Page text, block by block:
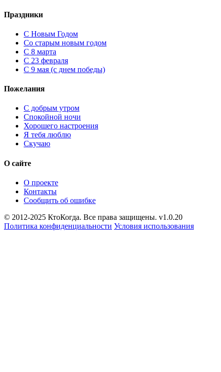
Праздники
C Новым Годом
Cо старым новым годом
С 8 марта
С 23 февраля
С 9 мая (с днем победы)
Пожелания
С добрым утром
Спокойной ночи
Хорошего настроения
Я тебя люблю
Скучаю
О сайте
О проекте
Контакты
Сообщить об ошибке
© 2012-2025 КтоКогда. Все права защищены. v1.0.20
Политика конфиденциальности Условия использования